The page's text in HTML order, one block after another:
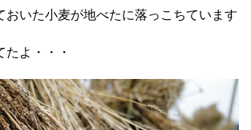
おいた小麦が地べたに落っこちています
たよ・・・